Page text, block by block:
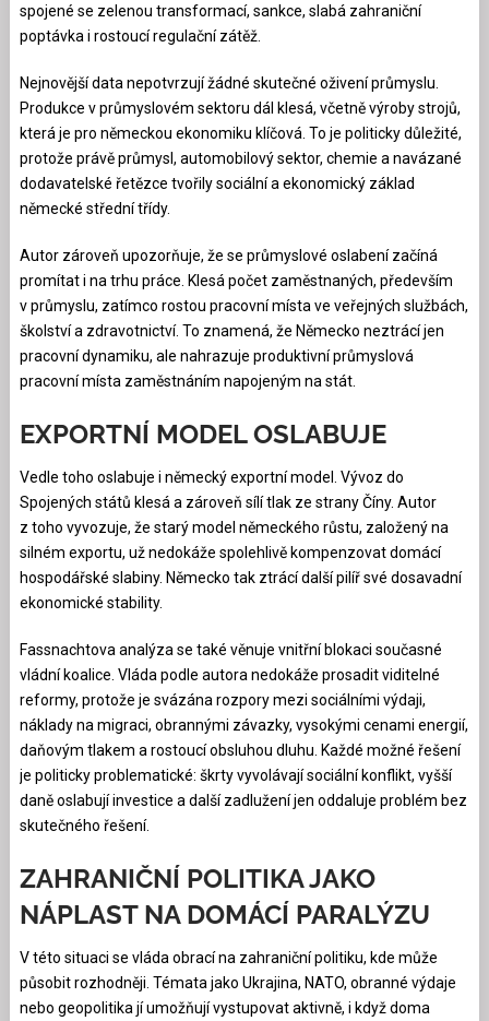
spojené se zelenou transformací, sankce, slabá zahraniční
poptávka i rostoucí regulační zátěž.
Nejnovější data nepotvrzují žádné skutečné oživení průmyslu.
Produkce v průmyslovém sektoru dál klesá, včetně výroby strojů,
která je pro německou ekonomiku klíčová. To je politicky důležité,
protože právě průmysl, automobilový sektor, chemie a navázané
dodavatelské řetězce tvořily sociální a ekonomický základ
německé střední třídy.
Autor zároveň upozorňuje, že se průmyslové oslabení začíná
promítat i na trhu práce. Klesá počet zaměstnaných, především
v průmyslu, zatímco rostou pracovní místa ve veřejných službách,
školství a zdravotnictví. To znamená, že Německo neztrácí jen
pracovní dynamiku, ale nahrazuje produktivní průmyslová
pracovní místa zaměstnáním napojeným na stát.
EXPORTNÍ MODEL OSLABUJE
Vedle toho oslabuje i německý exportní model. Vývoz do
Spojených států klesá a zároveň sílí tlak ze strany Číny. Autor
z toho vyvozuje, že starý model německého růstu, založený na
silném exportu, už nedokáže spolehlivě kompenzovat domácí
hospodářské slabiny. Německo tak ztrácí další pilíř své dosavadní
ekonomické stability.
Fassnachtova analýza se také věnuje vnitřní blokaci současné
vládní koalice. Vláda podle autora nedokáže prosadit viditelné
reformy, protože je svázána rozpory mezi sociálními výdaji,
náklady na migraci, obrannými závazky, vysokými cenami energií,
daňovým tlakem a rostoucí obsluhou dluhu. Každé možné řešení
je politicky problematické: škrty vyvolávají sociální konflikt, vyšší
daně oslabují investice a další zadlužení jen oddaluje problém bez
skutečného řešení.
ZAHRANIČNÍ POLITIKA JAKO
NÁPLAST NA DOMÁCÍ PARALÝZU
V této situaci se vláda obrací na zahraniční politiku, kde může
působit rozhodněji. Témata jako Ukrajina, NATO, obranné výdaje
nebo geopolitika jí umožňují vystupovat aktivně, i když doma